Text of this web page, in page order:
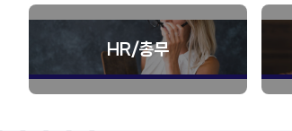
HR/총무